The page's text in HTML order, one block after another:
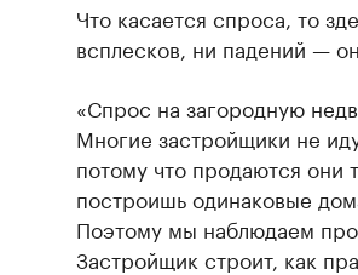
Что касается спроса, то
всплесков, ни падений —
«Спрос на загородную
Многие застройщики не
потому что продаются они
построишь одинаковые
Поэтому мы наблюдаем
Застройщик строит, как